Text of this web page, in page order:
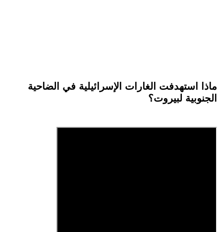
ماذا استهدفت الغارات الإسرائيلية في الضاحية
الجنوبية لبيروت؟